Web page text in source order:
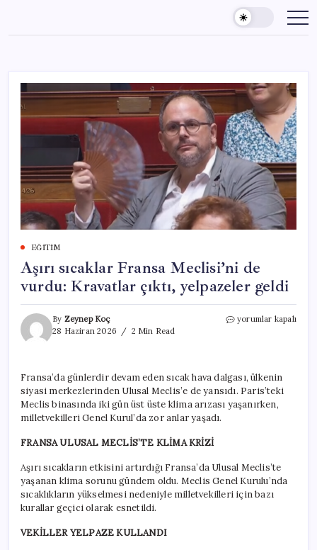
content
EĞITIM
Aşırı sıcaklar Fransa Meclisi’ni de
vurdu: Kravatlar çıktı, yelpazeler geldi
By Zeynep Koç
28 Haziran 2026
2 Min Read
Aşırı
vurdu:
Kravatlar
çıktı,
yorumlar kapalı
Fransa’da günlerdir devam eden sıcak hava dalgası, ülkenin
siyasi merkezlerinden Ulusal Meclis’e de yansıdı. Paris’teki
Meclis binasında iki gün üst üste klima arızası yaşanırken,
milletvekilleri Genel Kurul’da zor anlar yaşadı.
FRANSA ULUSAL MECLİS’TE KLİMA KRİZİ
Aşırı sıcakların etkisini artırdığı Fransa’da Ulusal Meclis’te
yaşanan klima sorunu gündem oldu. Meclis Genel Kurulu’nda
sıcaklıkların yükselmesi nedeniyle milletvekilleri için bazı
kurallar geçici olarak esnetildi.
VEKİLLER YELPAZE KULLANDI